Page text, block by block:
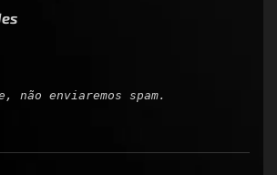
não enviaremos spam.